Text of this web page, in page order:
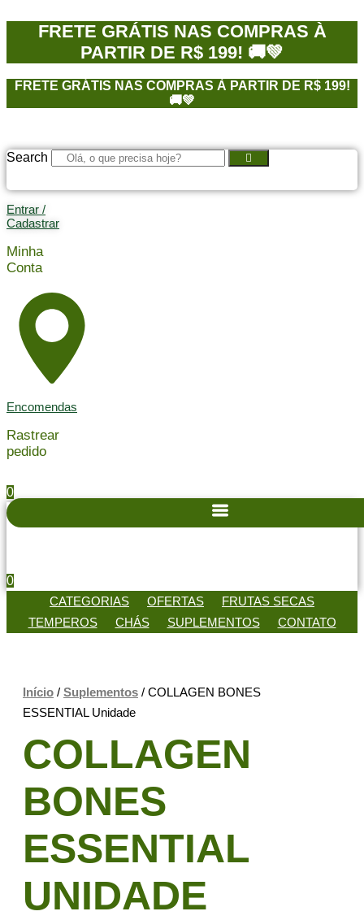
FRETE GRÁTIS NAS COMPRAS À
PARTIR DE R$ 199! 🚚💚
FRETE GRÁTIS NAS COMPRAS À PARTIR DE R$ 199!
🚚💚
Search
Entrar /
Cadastrar
Minha
Conta
Encomendas
Rastrear
pedido
0
0
CATEGORIAS
OFERTAS
FRUTAS SECAS
TEMPEROS
CHÁS SUPLEMENTOS CONTATO
Início / Suplementos / COLLAGEN BONES
ESSENTIAL Unidade
COLLAGEN
BONES
ESSENTIAL
UNIDADE